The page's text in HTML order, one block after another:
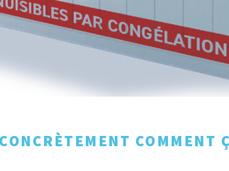
COMMENT